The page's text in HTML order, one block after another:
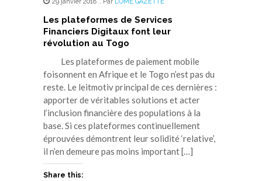
Les plateformes de Services
Financiers Digitaux font leur
révolution au Togo
Les plateformes de paiement mobile
foisonnent en Afrique et le Togo n’est pas du
reste. Le leitmotiv principal de ces dernières :
apporter de véritables solutions et acter
l’inclusion financière des populations à la
base. Si ces plateformes continuellement
éprouvées démontrent leur solidité ‘relative’,
il n’en demeure pas moins important […]
Share this: